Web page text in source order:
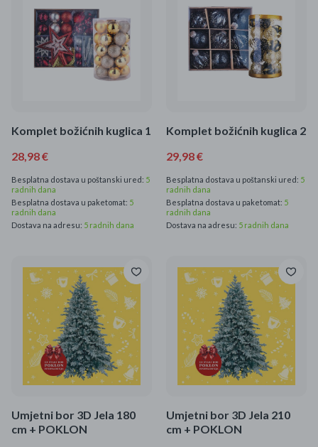
Komplet božićnih kuglica 1
28,98 €
Besplatna dostava u poštanski ured: 5
radnih dana
Besplatna dostava u paketomat: 5
radnih dana
Dostava na adresu: 5 radnih dana
Komplet božićnih kuglica 2
29,98 €
Besplatna dostava u poštanski ured: 5
radnih dana
Besplatna dostava u paketomat: 5
radnih dana
Dostava na adresu: 5 radnih dana
Umjetni bor 3D Jela 180
cm + POKLON
Umjetni bor 3D Jela 210
cm + POKLON